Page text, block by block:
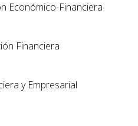
Económico-Financiera
Financiera
y Empresarial